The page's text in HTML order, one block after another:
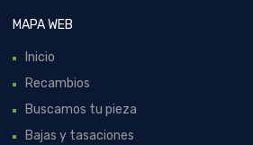
MAPA WEB
Inicio
Recambios
Buscamos tu pieza
Bajas y tasaciones